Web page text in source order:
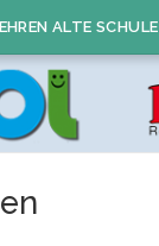
ALTE SCHULE